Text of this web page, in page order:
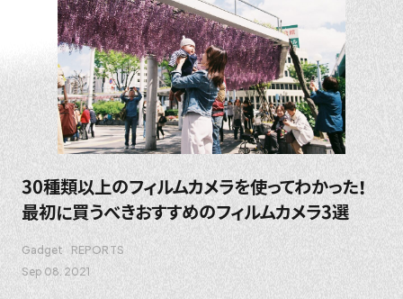
30種類以上のフィルムカメラを使ってわかった！
最初に買うべきおすすめのフィルムカメラ3選
Gadget
REPORTS
Sep 08. 2021